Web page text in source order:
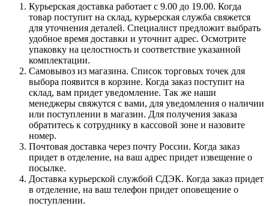
Курьерская доставка работает с 9.00 до 19.00. Когда
товар поступит на склад, курьерская служба свяжется
для уточнения деталей. Специалист предложит выбрать
удобное время доставки и уточнит адрес. Осмотрите
упаковку на целостность и соответствие указанной
комплектации.
Самовывоз из магазина. Список торговых точек для
выбора появится в корзине. Когда заказ поступит на
склад, вам придет уведомление. Так же наши
менеджеры свяжутся с вами, для уведомления о наличии
или поступлении в магазин. Для получения заказа
обратитесь к сотруднику в кассовой зоне и назовите
номер.
Почтовая доставка через почту России. Когда заказ
придет в отделение, на ваш адрес придет извещение о
посылке.
Доставка курьерской службой СДЭК. Когда заказ придет
в отделение, на ваш телефон придет оповещение о
поступлении.